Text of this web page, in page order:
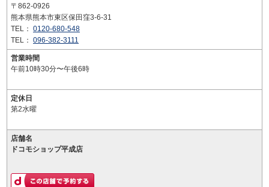
〒862-0926
熊本県熊本市東区保田窪3-6-31
TEL： 0120-680-548
TEL： 096-382-3111
営業時間
午前10時30分〜午後6時
定休日
第2水曜
店舗名
ドコモショップ平成店